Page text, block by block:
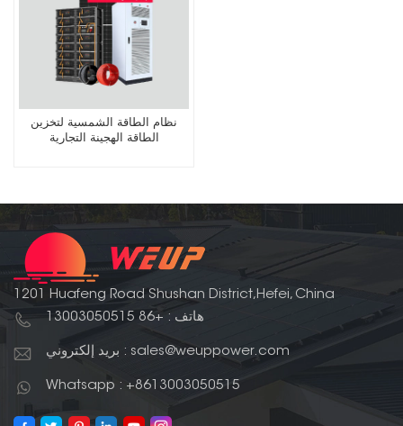
نظام الطاقة الشمسية لتخزين
الطاقة الهجينة التجارية
1201 Huafeng Road Shushan District,Hefei, China
هاتف : +86 13003050515
بريد إلكتروني : sales@weuppower.com
Whatsapp : +8613003050515